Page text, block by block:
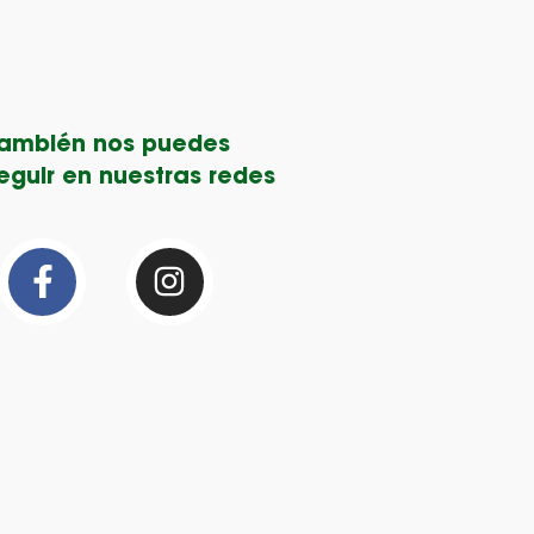
nos puedes
en nuestras redes